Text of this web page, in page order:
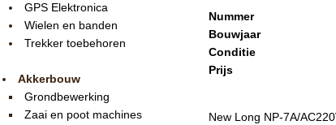
GPS Elektronica
Wielen en banden
Trekker toebehoren
Akkerbouw
Grondbewerking
Zaai en poot machines
Nummer
Bouwjaar
Conditie
Prijs
New Long NP-7A/